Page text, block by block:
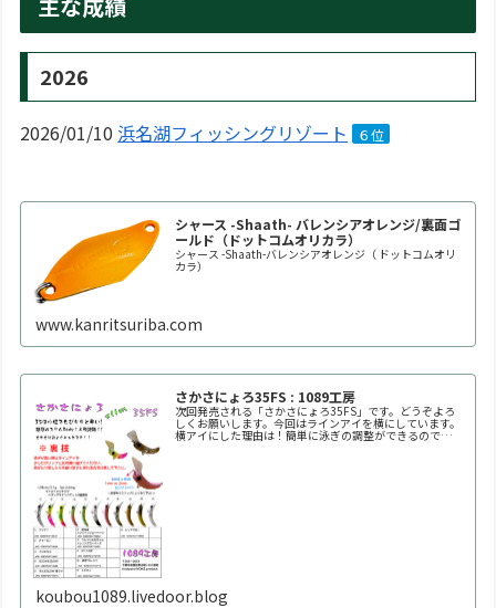
2026
2026/01/10 浜名湖フィッシングリゾート ６位
シャース -Shaath- バレンシアオレンジ/裏面ゴ
ールド（ドットコムオリカラ）
シャース -Shaath-バレンシアオレンジ（ ドットコムオリ
カラ）
www.kanritsuriba.com
さかさにょろ35FS : 1089工房
次回発売される「さかさにょろ35FS」です。どうぞよろ
しくお願いします。今回はラインアイを横にしています。
横アイにした理由は！簡単に泳ぎの調整ができるので
す！！自分好みの泳ぎ方に調整してください。※何回も曲
koubou1089.livedoor.blog